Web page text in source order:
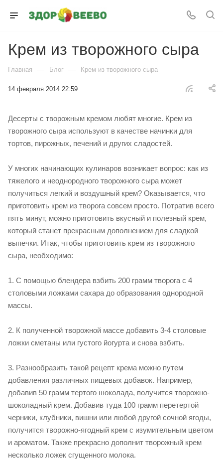
Крем из творожного сыра
Главная — Блог — Крем из творожного сыра
14 февраля 2014 22:59
Десерты с творожным кремом любят многие. Крем из
творожного сыра используют в качестве начинки для
тортов, пирожных, печений и других сладостей.
У многих начинающих кулинаров возникает вопрос: как из
тяжелого и неоднородного творожного сыра может
получиться легкий и воздушный крем? Оказывается, что
приготовить крем из творога совсем просто. Потратив всего
пять минут, можно приготовить вкусный и полезный крем,
который станет прекрасным дополнением для сладкой
выпечки. Итак, чтобы приготовить крем из творожного
сыра, необходимо:
1. С помощью блендера взбить 200 грамм творога с 4
столовыми ложками сахара до образования однородной
массы.
2. К полученной творожной массе добавить 3-4 столовые
ложки сметаны или густого йогурта и снова взбить.
3. Разнообразить такой рецепт крема можно путем
добавления различных пищевых добавок. Например,
добавив 50 грамм тертого шоколада, получится творожно-
шоколадный крем. Добавив туда 100 грамм перетертой
черники, клубники, вишни или любой другой сочной ягоды,
получится творожно-ягодный крем с изумительным цветом
и ароматом. Также прекрасно дополнит творожный крем
несколько ложек сгущенного молока.